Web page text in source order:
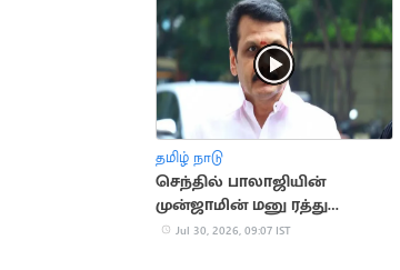
தமிழ் நாடு
செந்தில் பாலாஜியின்
முன்ஜாமின் மனு ரத்து
விவகாரம்.. மேல்முறையீட்டு
Jul 30, 2026, 09:07 IST